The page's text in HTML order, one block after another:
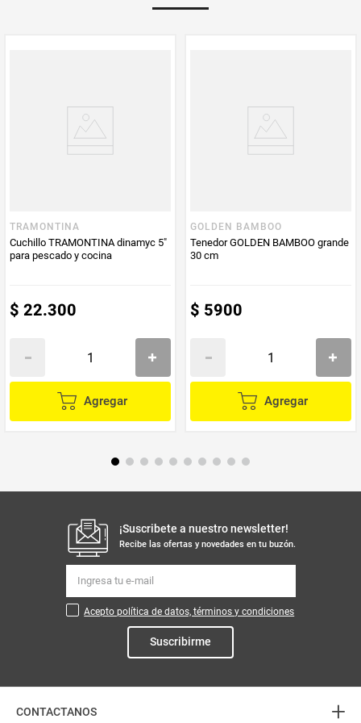
TRAMONTINA
Cuchillo TRAMONTINA dinamyc 5"
para pescado y cocina
$ 22.300
Agregar
GOLDEN BAMBOO
Tenedor GOLDEN BAMBOO grande
30 cm
$ 5900
Agregar
¡Suscribete a nuestro newsletter!
Recibe las ofertas y novedades en tu buzón.
Acepto política de datos, términos y condiciones
Suscribirme
CONTACTANOS +